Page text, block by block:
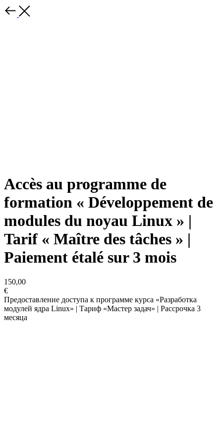
Accès au programme de
formation « Développement de
modules du noyau Linux » |
Tarif « Maître des tâches » |
Paiement étalé sur 3 mois
150,00
€
Предоставление доступа к программе курса «Разработка
модулей ядра Linux» | Тариф «Мастер задач» | Рассрочка 3
месяца